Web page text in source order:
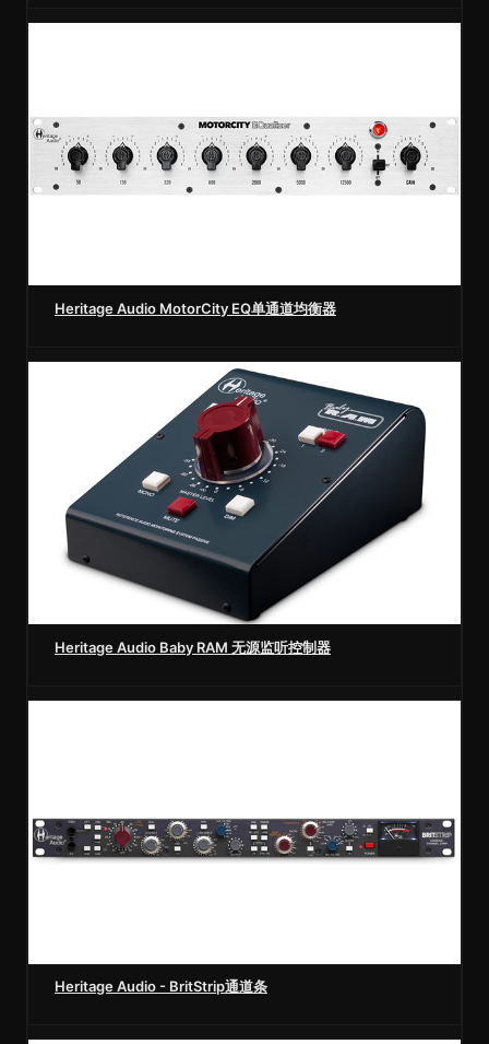
Heritage Audio MotorCity EQ单通道均衡器
Heritage Audio Baby RAM 无源监听控制器
Heritage Audio - BritStrip通道条